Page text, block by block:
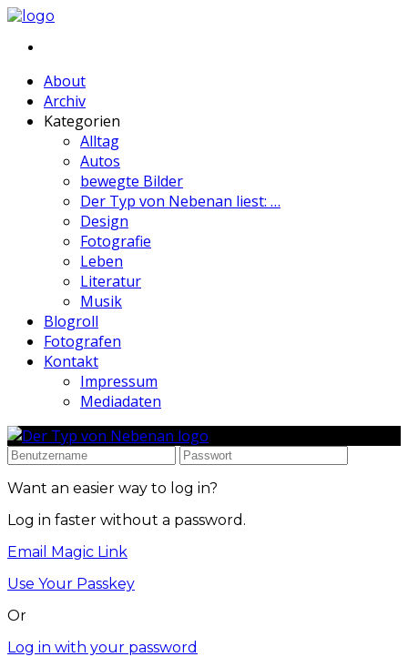
About
Archiv
Kategorien
Alltag
Autos
bewegte Bilder
Der Typ von Nebenan liest: …
Design
Fotografie
Leben
Literatur
Musik
Blogroll
Fotografen
Kontakt
Impressum
Mediadaten
Want an easier way to log in?
Log in faster without a password.
Email Magic Link
Use Your Passkey
Or
Log in with your password